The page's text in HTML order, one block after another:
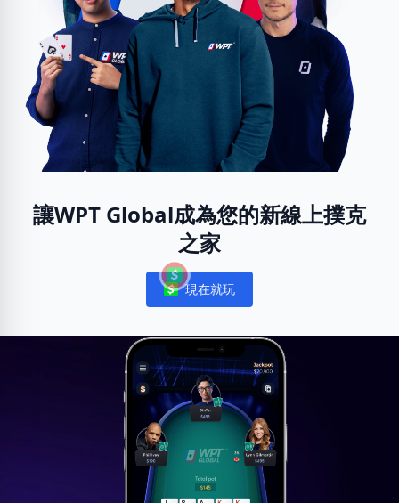
讓WPT Global成為您的新線上撲克
之家
Notifications
現在就玩